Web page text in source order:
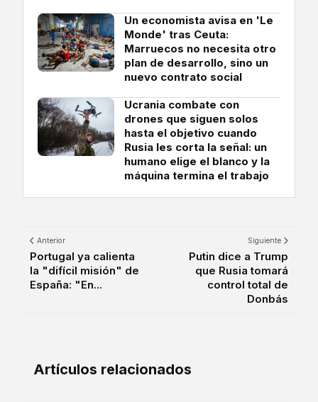
Un economista avisa en 'Le
Monde' tras Ceuta:
Marruecos no necesita otro
plan de desarrollo, sino un
nuevo contrato social
Ucrania combate con
drones que siguen solos
hasta el objetivo cuando
Rusia les corta la señal: un
humano elige el blanco y la
máquina termina el trabajo
Anterior
Portugal ya calienta
la "difícil misión" de
España: "En...
Siguiente
Putin dice a Trump
que Rusia tomará
control total de
Donbás
Artículos relacionados